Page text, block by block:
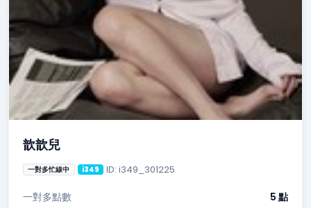
歆歆兒
一對多忙線中 i349 ID: i349_301225
一對多點數
5 點